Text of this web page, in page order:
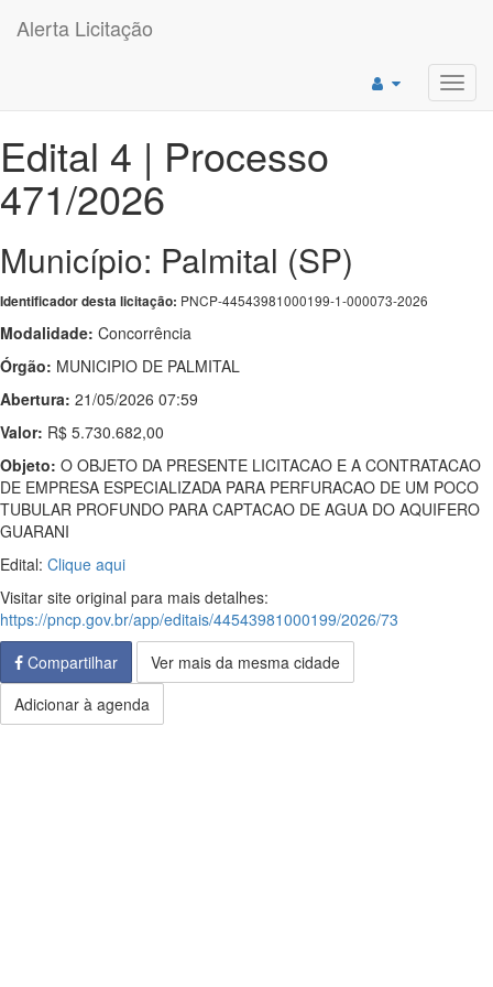
Alerta Licitação
Edital 4 | Processo
471/2026
Município: Palmital (SP)
Identificador desta licitação: PNCP-44543981000199-1-000073-2026
Modalidade: Concorrência
Órgão: MUNICIPIO DE PALMITAL
Abertura: 21/05/2026 07:59
Valor: R$ 5.730.682,00
Objeto: O OBJETO DA PRESENTE LICITACAO E A CONTRATACAO
DE EMPRESA ESPECIALIZADA PARA PERFURACAO DE UM POCO
TUBULAR PROFUNDO PARA CAPTACAO DE AGUA DO AQUIFERO
GUARANI
Edital: Clique aqui
Visitar site original para mais detalhes:
https://pncp.gov.br/app/editais/44543981000199/2026/73
Compartilhar
Ver mais da mesma cidade
Adicionar à agenda